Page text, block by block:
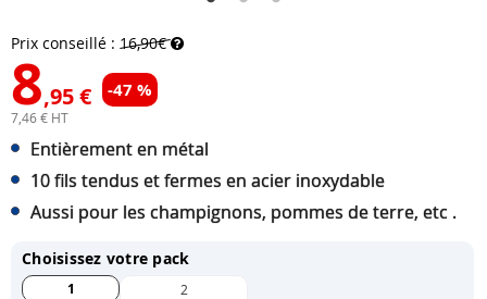
Prix conseillé : 16,90€
8,95 € -47 %
7,46 € HT
Entièrement en métal
10 fils tendus et fermes en acier inoxydable
Aussi pour les champignons, pommes de terre, etc .
Choisissez votre pack
1 2